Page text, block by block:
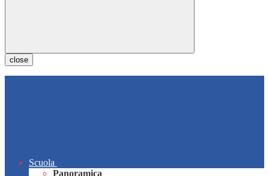
close
Scuola
Panoramica